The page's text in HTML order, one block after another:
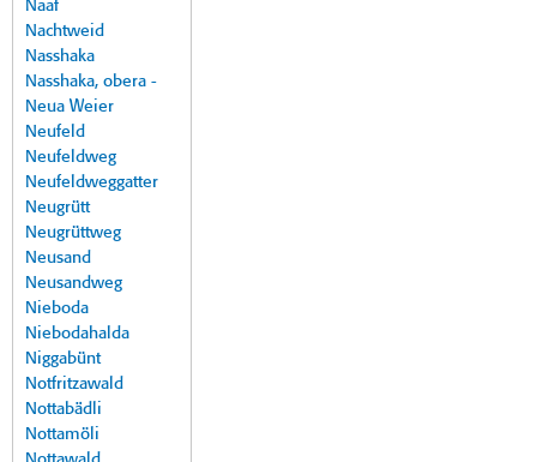
Naaf
Nachtweid
Nasshaka
Nasshaka, obera -
Neua Weier
Neufeld
Neufeldweg
Neufeldweggatter
Neugrütt
Neugrüttweg
Neusand
Neusandweg
Nieboda
Niebodahalda
Niggabünt
Notfritzawald
Nottabädli
Nottamöli